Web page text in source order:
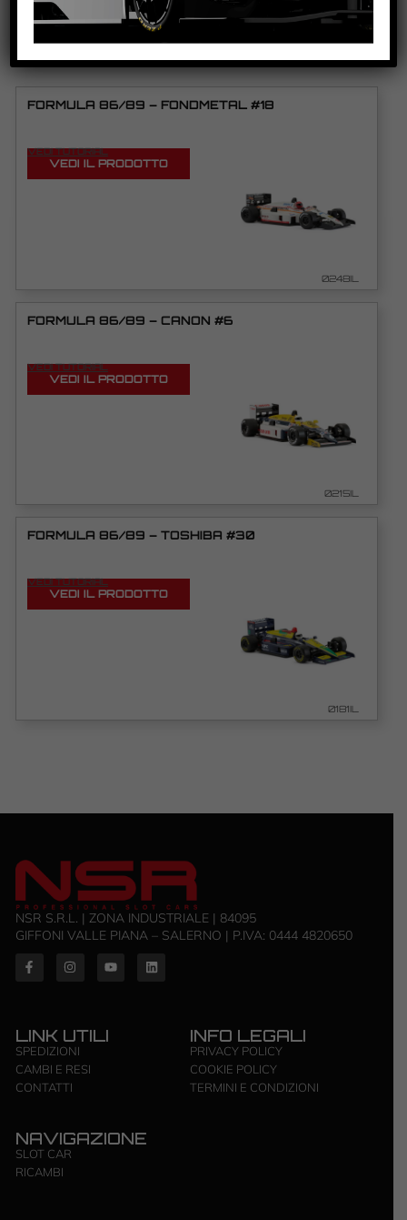
PRODOTTI CORRELATI
FORMULA 86/89 – FONDMETAL #18
VEDI TUTORIAL
VEDI IL PRODOTTO
0248IL
FORMULA 86/89 – CANON #6
VEDI TUTORIAL
VEDI IL PRODOTTO
0215IL
FORMULA 86/89 – TOSHIBA #30
VEDI TUTORIAL
VEDI IL PRODOTTO
0181IL
NSR S.R.L. | ZONA INDUSTRIALE | 84095
GIFFONI VALLE PIANA – SALERNO | P.IVA: ‭0444 4820650‬
LINK UTILI
SPEDIZIONI
CAMBI E RESI
CONTATTI
INFO LEGALI
PRIVACY POLICY
COOKIE POLICY
TERMINI E CONDIZIONI
NAVIGAZIONE
SLOT CAR
RICAMBI